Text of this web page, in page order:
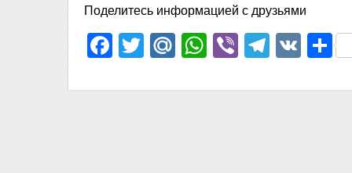
Поделитесь информацией с друзьями
Facebook
TwitterMail.Ru
WhatsApp
Viber VK